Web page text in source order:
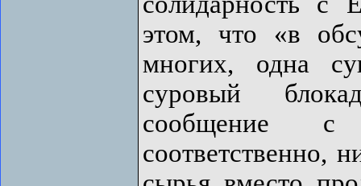
этом, что «в
многих, одна
суровый
сообщение с
соответственно,